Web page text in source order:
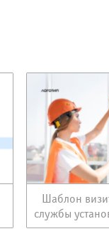
Шаблон
службы